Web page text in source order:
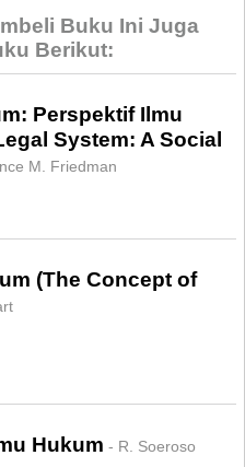
Buku Ini Juga
Berikut:
Perspektif Ilmu
System: A Social
M. Friedman
(The Concept of
Hukum - R. Soeroso